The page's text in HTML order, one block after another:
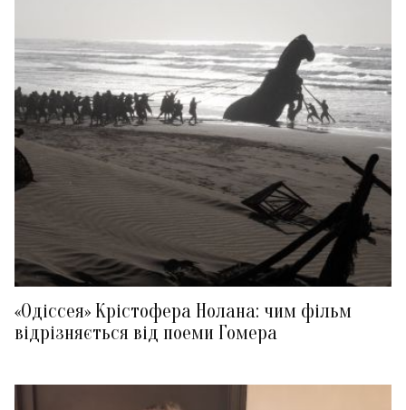
«Одіссея» Крістофера Нолана: чим фільм
відрізняється від поеми Гомера